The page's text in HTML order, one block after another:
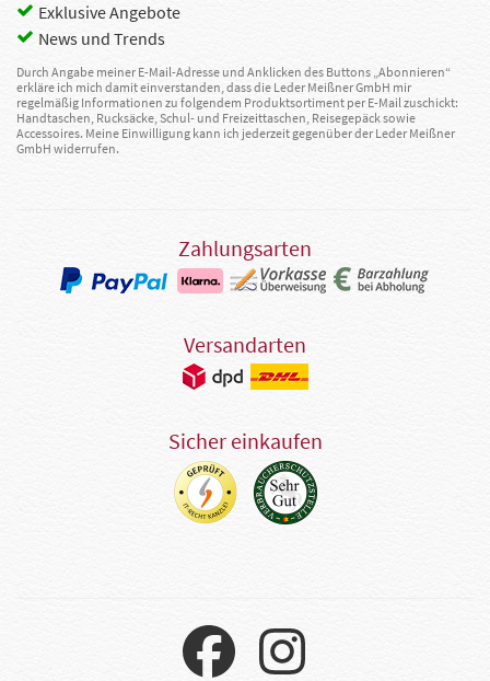
Exklusive Angebote
News und Trends
Durch Angabe meiner E-Mail-Adresse und Anklicken des Buttons „Abonnieren“
erkläre ich mich damit einverstanden, dass die Leder Meißner GmbH mir
regelmäßig Informationen zu folgendem Produktsortiment per E-Mail zuschickt:
Handtaschen, Rucksäcke, Schul- und Freizeittaschen, Reisegepäck sowie
Accessoires. Meine Einwilligung kann ich jederzeit gegenüber der Leder Meißner
GmbH widerrufen.
Zahlungsarten
Versandarten
Sicher einkaufen